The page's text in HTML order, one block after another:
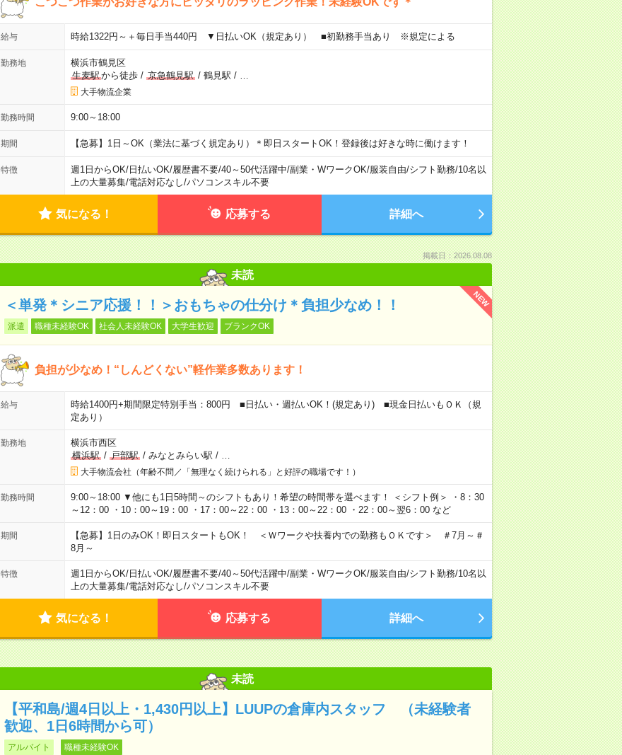
給与 時給1322円～＋毎日手当440円 ▼日払いOK（規定あり） ■初勤務手当あり ※規定による
勤務地
横浜市鶴見区
生麦駅から徒歩/ 京急鶴見駅/ 鶴見駅 /
大手物流企業
勤務時間 9:00～18:00
期間 【急募】1日～OK（業法に基づく規定あり）＊即日スタートOK！登録後は好きな時に働けます！
特徴 週1日からOK/日払いOK/履歴書不要/40～50代活躍中/副業・WワークOK/服装自由/シフト勤務/10名以
上の大量募集/電話対応なし/パソコンスキル不要
気になる！ 応募する 詳細へ
掲載日：2026.08.08
未読
NEW
＜単発＊シニア応援！！＞おもちゃの仕分け＊負担少なめ！！
派遣 職種未経験OK 社会人未経験OK 大学生歓迎 ブランクOK
負担が少なめ！“しんどくない”軽作業多数あります！
給与
時給1400円+期間限定特別手当：800円 ■日払い・週払いOK！(規定あり) ■現金日払いもＯＫ（規
定あり）
勤務地
横浜市西区
横浜駅/ 戸部駅/ みなとみらい駅 /
大手物流会社（年齢不問／「無理なく続けられる」と好評の職場です！）
勤務時間
9:00～18:00 ▼他にも1日5時間～のシフトもあり！希望の時間帯を選べます！ ＜シフト例＞ ・8：30
～12：00 ・10：00～19：00 ・17：00～22：00 ・13：00～22：00 ・22：00～翌6：00 など
期間
【急募】1日のみOK！即日スタートもOK！ ＜Ｗワークや扶養内での勤務もＯＫです＞ ＃7月～＃
8月～
特徴 週1日からOK/日払いOK/履歴書不要/40～50代活躍中/副業・WワークOK/服装自由/シフト勤務/10名以
上の大量募集/電話対応なし/パソコンスキル不要
気になる！ 応募する 詳細へ
未読
【平和島/週4日以上・1,430円以上】LUUPの倉庫内スタッフ （未経験者
歓迎、1日6時間から可）
アルバイト 職種未経験OK